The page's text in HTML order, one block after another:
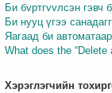
Би бvртгvvлсэн гэвч
Би нууц үгээ
Яагаад би
What does the “Delete
Хэрэглэгчийн